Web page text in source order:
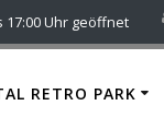
17:00 Uhr geöffnet
RETRO PARK